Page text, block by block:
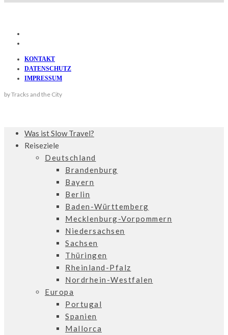
KONTAKT
DATENSCHUTZ
IMPRESSUM
by Tracks and the City
Was ist Slow Travel?
Reiseziele
Deutschland
Brandenburg
Bayern
Berlin
Baden-Württemberg
Mecklenburg-Vorpommern
Niedersachsen
Sachsen
Thüringen
Rheinland-Pfalz
Nordrhein-Westfalen
Europa
Portugal
Spanien
Mallorca